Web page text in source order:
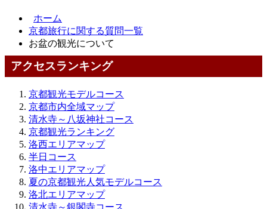
ホーム
京都旅行に関する質問一覧
お盆の観光について
アクセスランキング
京都観光モデルコース
京都市内全域マップ
清水寺～八坂神社コース
京都観光ランキング
洛西エリアマップ
半日コース
洛中エリアマップ
夏の京都観光人気モデルコース
洛北エリアマップ
清水寺～銀閣寺コース